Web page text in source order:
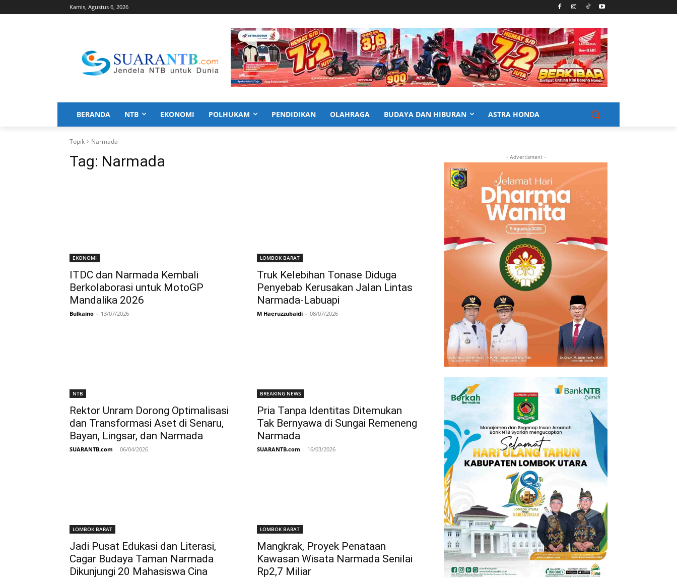
Kamis, Agustus 6, 2026
BERANDA NTB EKONOMI POLHUKAM PENDIDIKAN OLAHRAGA BUDAYA DAN HIBURAN ASTRA HONDA
Topik Narmada
Tag: Narmada
EKONOMI
ITDC dan Narmada Kembali
Berkolaborasi untuk MotoGP
Mandalika 2026
Bulkaino - 13/07/2026
LOMBOK BARAT
Truk Kelebihan Tonase Diduga
Penyebab Kerusakan Jalan Lintas
Narmada-Labuapi
M Haeruzzubaidi - 08/07/2026
NTB
Rektor Unram Dorong Optimalisasi
dan Transformasi Aset di Senaru,
Bayan, Lingsar, dan Narmada
SUARANTB.com - 06/04/2026
BREAKING NEWS
Pria Tanpa Identitas Ditemukan
Tak Bernyawa di Sungai Remeneng
Narmada
SUARANTB.com - 16/03/2026
LOMBOK BARAT
Jadi Pusat Edukasi dan Literasi,
Cagar Budaya Taman Narmada
Dikunjungi 20 Mahasiswa Cina
LOMBOK BARAT
Mangkrak, Proyek Penataan
Kawasan Wisata Narmada Senilai
Rp2,7 Miliar
- Advertisment -